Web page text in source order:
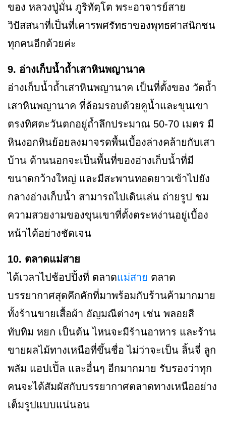
ของ หลวงปู่มั่น ภูริทัตฺโต พระอาจารย์สาย
วิปัสสนาที่เป็นที่เคารพศรัทธาของพุทธศาสนิกชน
ทุกคนอีกด้วยค่ะ
9. อ่างเก็บน้ำถ้ำเสาหินพญานาค
อ่างเก็บน้ำถ้ำเสาหินพญานาค เป็นที่ตั้งของ วัดถ้ำ
เสาหินพญานาค ที่ล้อมรอบด้วยคูน้ำและขุนเขา
ตรงทิศตะวันตกอยู่ถ้ำลึกประมาณ 50-70 เมตร มี
หินงอกหินย้อยลงมาจรดพื้นเบื้องล่างคล้ายกับเสา
บ้าน ด้านนอกจะเป็นพื้นที่ของอ่างเก็บน้ำที่มี
ขนาดกว้างใหญ่ และมีสะพานทอดยาวเข้าไปยัง
กลางอ่างเก็บน้ำ สามารถไปเดินเล่น ถ่ายรูป ชม
ความสวยงามของขุนเขาที่ตั้งตระหง่านอยู่เบื้อง
หน้าได้อย่างชัดเจน
10. ตลาดแม่สาย
ได้เวลาไปช้อปปิ้งที่ ตลาดแม่สาย ตลาด
บรรยากาศสุดคึกคักที่มาพร้อมกับร้านค้ามากมาย
ทั้งร้านขายเสื้อผ้า อัญมณีต่างๆ เช่น พลอยสี
ทับทิม หยก เป็นต้น ไหนจะมีร้านอาหาร และร้าน
ขายผลไม้ทางเหนือที่ขึ้นชื่อ ไม่ว่าจะเป็น ลิ้นจี่ ลูก
พลัม แอปเปิ้ล และอื่นๆ อีกมากมาย รับรองว่าทุก
คนจะได้สัมผัสกับบรรยากาศตลาดทางเหนืออย่าง
เต็มรูปแบบแน่นอน